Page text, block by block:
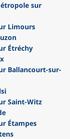
sur
Limours
Étréchy
Ballancourt-sur-
Saint-Witz
Étampes